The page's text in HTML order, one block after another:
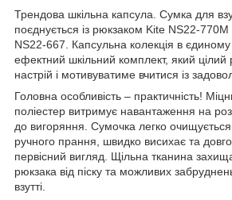
Трендова шкільна капсула. Сумка для
поєднується із рюкзаком Kite NS22-
NS22-667. Капсульна колекція в
ефектний шкільний комплект, який цілий
настрій і мотивуватиме вчитися із
Головна особливість – практичність!
поліестер витримує навантаження на
до вигоряння. Сумочка легко очищується
ручного прання, швидко висихає та довго
первісний вигляд. Щільна тканина
рюкзака від піску та можливих
взутті.